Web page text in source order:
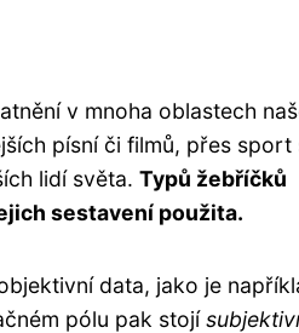
v mnoha oblastech
písní či filmů, přes sport
lidí světa. Typů žebříčků
sestavení použita.
data, jako je
pólu pak stojí